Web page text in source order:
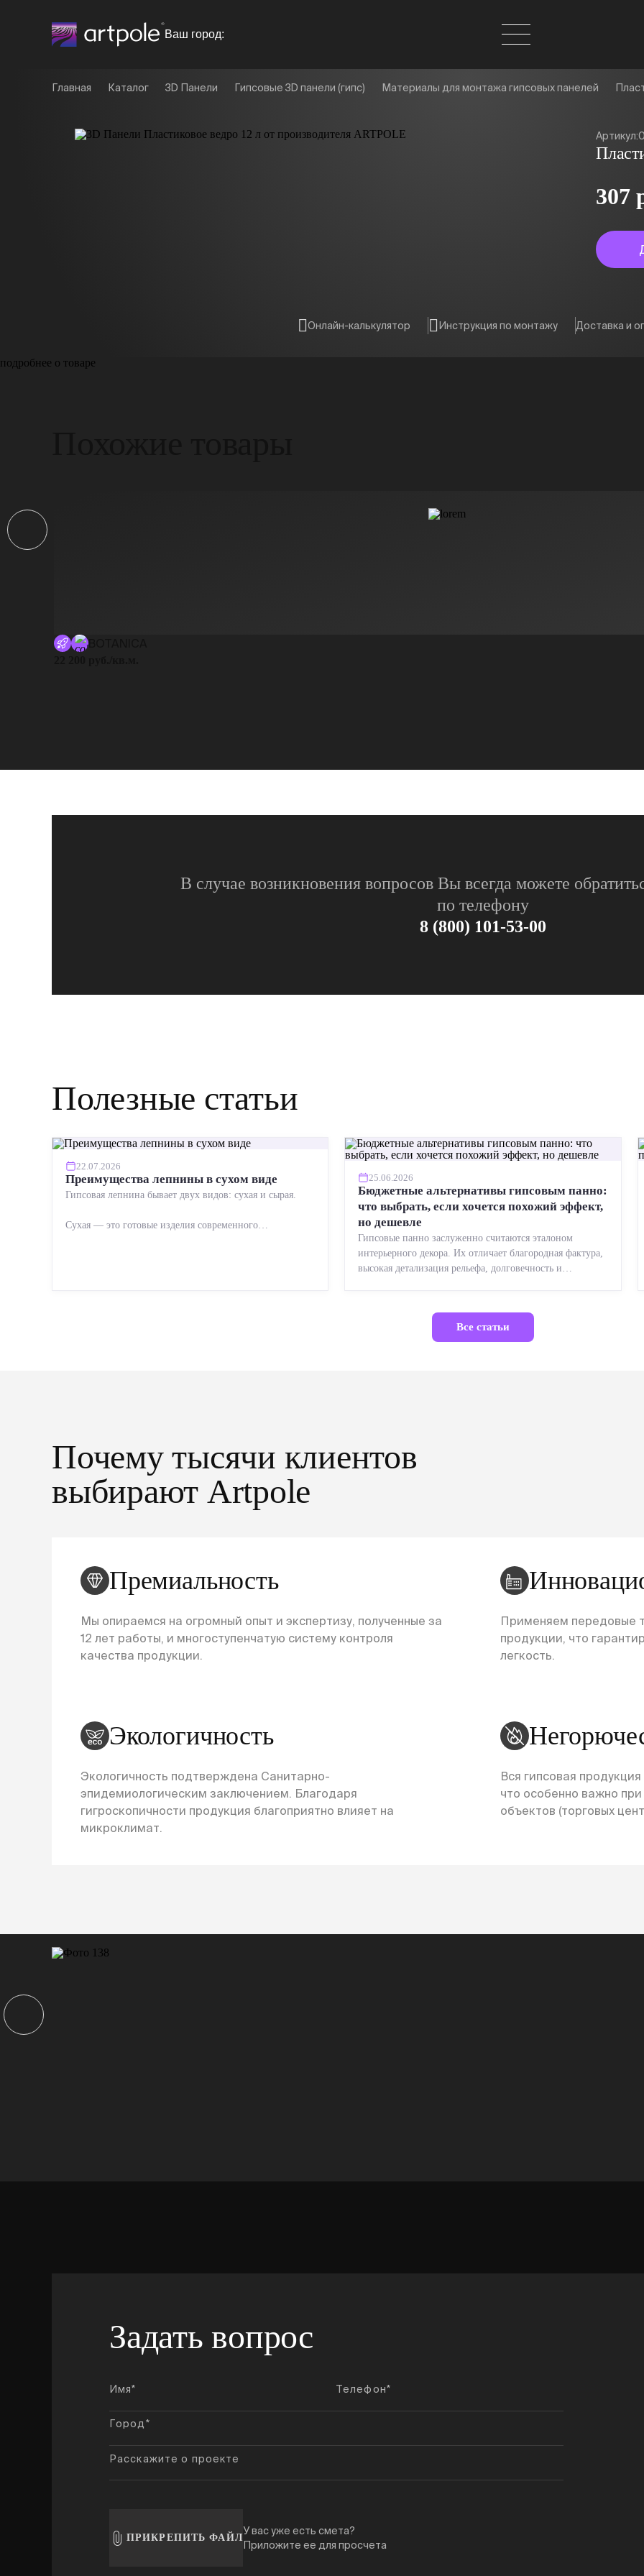
Ваш город:
Главная Каталог 3D Панели Гипсовые 3D панели (гипс) Материалы для монтажа гипсовых панелей
Артикул:
307
Онлайн-калькулятор Инструкция по монтажу Доставка и
подробнее о товаре
В случае возникновения вопросов Вы всегда можете
по телефону
8 (800) 101-53-00
Полезные статьи
22.07.2026
Преимущества лепнины в сухом виде
Гипсовая лепнина бывает двух видов: сухая и сырая.
Сухая — это готовые изделия современного
25.06.2026
Бюджетные альтернативы гипсовым панно:
что выбрать, если хочется похожий эффект,
но дешевле
Гипсовые панно заслуженно считаются эталоном
интерьерного декора. Их отличает благородная фактура,
высокая детализация рельефа, долговечность и
Все статьи
Почему тысячи клиентов
выбирают Artpole
Премиальность
Мы опираемся на огромный опыт и экспертизу, полученные за
12 лет работы, и многоступенчатую систему контроля
качества продукции.
Применяем передовые
продукции, что
легкость.
Экологичность
Экологичность подтверждена Санитарно-
эпидемиологическим заключением. Благодаря
гигроскопичности продукция благоприятно влияет на
микроклимат.
Вся гипсовая
что особенно важно
объектов (торговых
Задать вопрос
ПРИКРЕПИТЬ ФАЙЛ
У вас уже есть смета?
Приложите ее для просчета